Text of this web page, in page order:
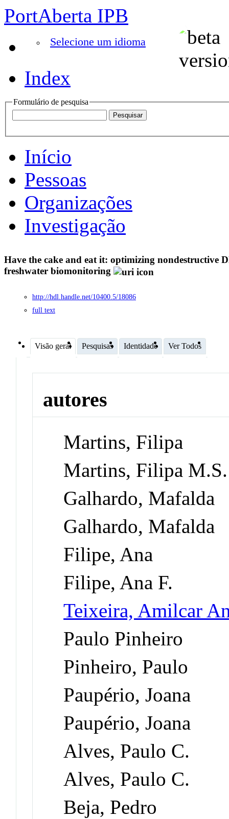
PortAberta IPB
Selecione um idioma
Index
Formulário de pesquisa
Início
Pessoas
Organizações
Investigação
Have the cake and eat it: optimizing nondestructive
freshwater biomonitoring
http://hdl.handle.net/10400.5/18086
full text
Visão geral Pesquisas Identidade Ver Todos
autores
Martins, Filipa
Martins, Filipa M.S.
Galhardo, Mafalda
Galhardo, Mafalda
Filipe, Ana
Filipe, Ana F.
Teixeira, Amilcar
Paulo Pinheiro
Pinheiro, Paulo
Paupério, Joana
Paupério, Joana
Alves, Paulo C.
Alves, Paulo C.
Beja, Pedro